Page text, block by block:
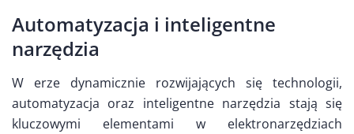
Automatyzacja i inteligentne
narzędzia
W erze dynamicznie rozwijających się technologii,
automatyzacja oraz inteligentne narzędzia stają się
kluczowymi elementami w elektronarzędziach